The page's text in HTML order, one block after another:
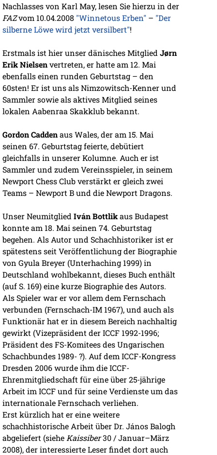
Nachlasses von Karl May, lesen Sie hierzu in der
FAZvom 10.04.2008 "Winnetous Erben" – "Der
silberne Löwe wird jetzt versilbert"!
Erstmals ist hier unser dänisches Mitglied Jørn
Erik Nielsenvertreten, er hatte am 12. Mai
ebenfalls einen runden Geburtstag – den
60sten! Er ist uns als Nimzowitsch-Kenner und
Sammler sowie als aktives Mitglied seines
lokalen Aabenraa Skakklub bekannt.
Gordon Caddenaus Wales, der am 15. Mai
seinen 67. Geburtstag feierte, debütiert
gleichfalls in unserer Kolumne. Auch er ist
Sammler und zudem Vereinsspieler, in seinem
Newport Chess Club verstärkt er gleich zwei
Teams – Newport B und die Newport Dragons.
Unser Neumitglied Iván Bottlikaus Budapest
konnte am 18. Mai seinen 74. Geburtstag
begehen. Als Autor und Schachhistoriker ist er
spätestens seit Veröffentlichung der Biographie
von Gyula Breyer (Unterhaching 1999) in
Deutschland wohlbekannt, dieses Buch enthält
(auf S. 169) eine kurze Biographie des Autors.
Als Spieler war er vor allem dem Fernschach
verbunden (Fernschach-IM 1967), und auch als
Funktionär hat er in diesem Bereich nachhaltig
gewirkt (Vizepräsident der ICCF 1992-1996;
Präsident des FS-Komitees des Ungarischen
Schachbundes 1989- ?). Auf dem ICCF-Kongress
Dresden 2006 wurde ihm die ICCF-
Ehrenmitgliedschaft für eine über 25-jährige
Arbeit im ICCF und für seine Verdienste um das
internationale Fernschach verliehen.
Erst kürzlich hat er eine weitere
schachhistorische Arbeit über Dr. János Balogh
abgeliefert (siehe Kaissiber30 / Januar–März
2008), der interessierte Leser findet dort auch